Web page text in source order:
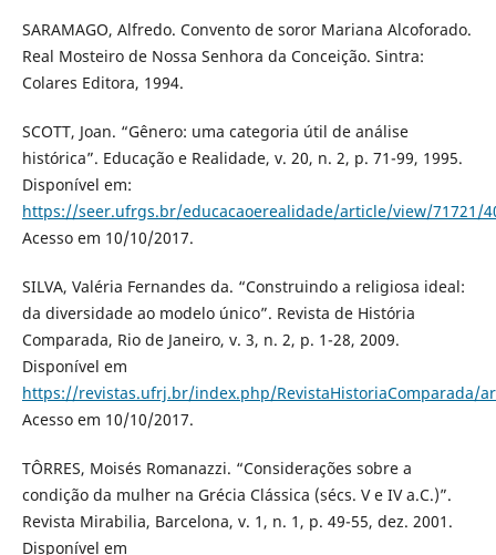
SARAMAGO, Alfredo. Convento de soror Mariana Alcoforado.
Real Mosteiro de Nossa Senhora da Conceição. Sintra:
Colares Editora, 1994.
SCOTT, Joan. “Gênero: uma categoria útil de análise
histórica”. Educação e Realidade, v. 20, n. 2, p. 71-99, 1995.
Disponível em:
https://seer.ufrgs.br/educacaoerealidade/article/view/71721/
Acesso em 10/10/2017.
SILVA, Valéria Fernandes da. “Construindo a religiosa ideal:
da diversidade ao modelo único”. Revista de História
Comparada, Rio de Janeiro, v. 3, n. 2, p. 1-28, 2009.
Disponível em
https://revistas.ufrj.br/index.php/RevistaHistoriaComparada/
Acesso em 10/10/2017.
TÔRRES, Moisés Romanazzi. “Considerações sobre a
condição da mulher na Grécia Clássica (sécs. V e IV a.C.)”.
Revista Mirabilia, Barcelona, v. 1, n. 1, p. 49-55, dez. 2001.
Disponível em